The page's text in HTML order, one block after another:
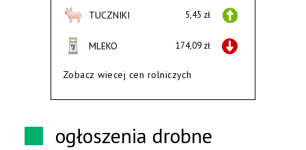
TUCZNIKI 5,45 zł
MLEKO 174,09 zł
Zobacz wiecej cen rolniczych
ogłoszenia drobne